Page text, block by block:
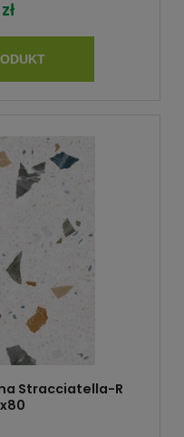
Stracciatella-R